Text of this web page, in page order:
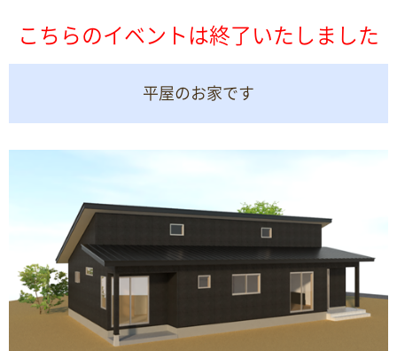
こちらのイベントは終了いたしました
平屋のお家です